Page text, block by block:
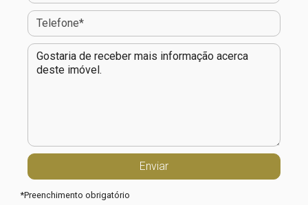
*Preenchimento obrigatório